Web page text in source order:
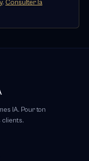
. Consulter la
IA. Pour ton
clients.